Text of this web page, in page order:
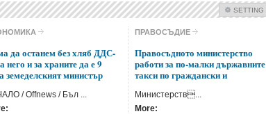
SETTING
Правосъдие Полиция
Инциденти Общество
Образование
да останем без хляб ДДС-
него и за храните да е 9
земеделският министър
/ Offnews / Бъл ...
ПРАВОСЪДИЕ
Правосъдното министерство
работи за по-малки държавните
такси по граждански и
Министерств...
More: